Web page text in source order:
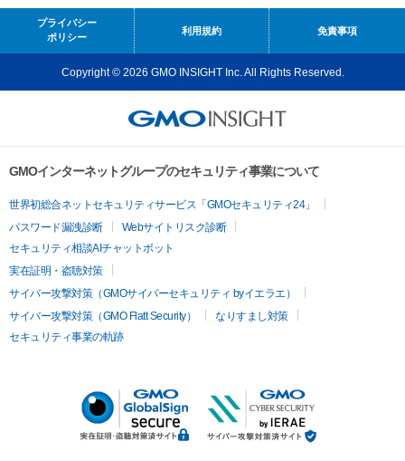
プライバシー
ポリシー
利用規約 免責事項
Copyright © 2026 GMO INSIGHT Inc. All Rights Reserved.
GMOインターネットグループのセキュリティ事業について
世界初総合ネットセキュリティサービス「GMOセキュリティ24」
パスワード漏洩診断
Webサイトリスク診断
セキュリティ相談AIチャットボット
実在証明・盗聴対策
サイバー攻撃対策（GMOサイバーセキュリティ byイエラエ）
サイバー攻撃対策（GMO Flatt Security）
なりすまし対策
セキュリティ事業の軌跡